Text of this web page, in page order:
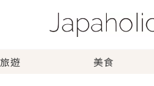
旅遊 美食